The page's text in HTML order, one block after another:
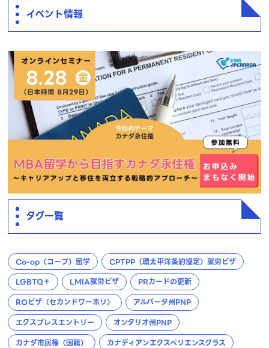
イベント情報
タグ一覧
Co-op（コープ）留学
CPTPP（環太平洋条約協定）就労ビザ
LGBTQ＋
LMIA就労ビザ
PRカードの更新
ROビザ（セカンドワーホリ）
アルバータ州PNP
エクスプレスエントリー
オンタリオ州PNP
カナダ市民権（国籍）
カナディアンエクスペリエンスクラス